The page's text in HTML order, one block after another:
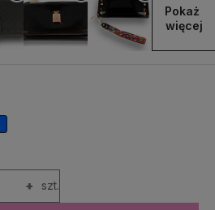
Pokaż
więcej
+ szt.